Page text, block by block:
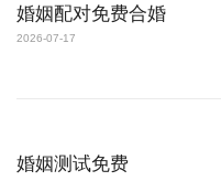
婚姻配对免费合婚
2026-07-17
婚姻测试免费